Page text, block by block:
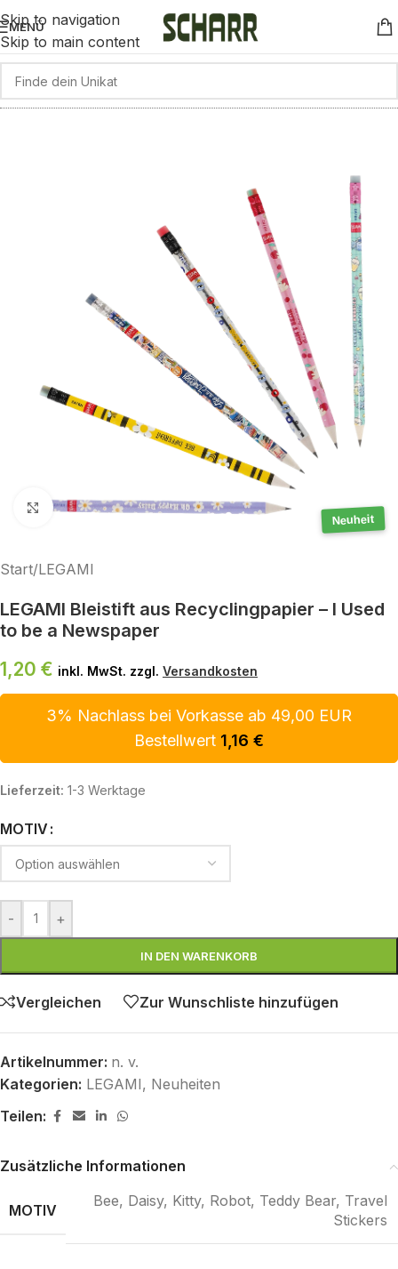
Skip to navigation
Skip to main content
MENÜ
Neuheit
Klick zum Vergrößern
Start/LEGAMI
LEGAMI Bleistift aus Recyclingpapier – I Used
to be a Newspaper
1,20 € inkl. MwSt. zzgl. Versandkosten
3% Nachlass bei Vorkasse ab 49,00 EUR
Bestellwert 1,16 €
Lieferzeit: 1-3 Werktage
MOTIV
- +
IN DEN WARENKORB
Vergleichen Zur Wunschliste hinzufügen
Artikelnummer: n. v.
Kategorien: LEGAMI, Neuheiten
Teilen:
Zusätzliche Informationen
MOTIV
Bee, Daisy, Kitty, Robot, Teddy Bear, Travel
Stickers